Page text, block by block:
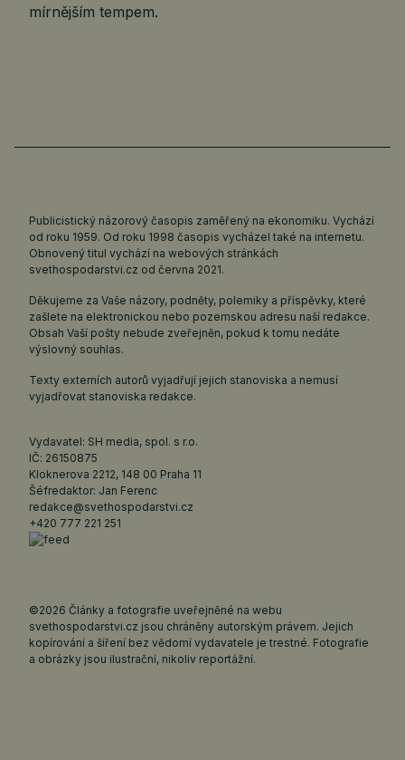
mírnějším tempem.
Publicistický názorový časopis zaměřený na ekonomiku. Vychází
od roku 1959. Od roku 1998 časopis vycházel také na internetu.
Obnovený titul vychází na webových stránkách
svethospodarstvi.cz od června 2021.
Děkujeme za Vaše názory, podněty, polemiky a příspěvky, které
zašlete na elektronickou nebo pozemskou adresu naší redakce.
Obsah Vaší pošty nebude zveřejněn, pokud k tomu nedáte
výslovný souhlas.
Texty externích autorů vyjadřují jejich stanoviska a nemusí
vyjadřovat stanoviska redakce.
Vydavatel: SH media, spol. s r.o.
IČ: 26150875
Kloknerova 2212, 148 00 Praha 11
Šéfredaktor: Jan Ferenc
redakce@svethospodarstvi.cz
+420 777 221 251
©2026 Články a fotografie uveřejněné na webu
svethospodarstvi.cz jsou chráněny autorským právem. Jejich
kopírování a šíření bez vědomí vydavatele je trestné. Fotografie
a obrázky jsou ilustrační, nikoliv reportážní.